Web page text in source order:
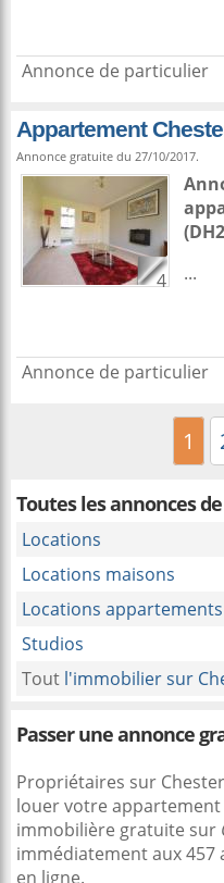
Annonce de particulier
Appartement
Annonce gratuite du 27/10/2017.
4
...
Annonce de particulier
1
Toutes les annonces de
Locations
Locations maisons
Locations appartements
Studios
Tout l'immobilier sur
Passer une annonce
Propriétaires sur
louer votre appartement
immobilière gratuite sur
immédiatement aux 457
en ligne.